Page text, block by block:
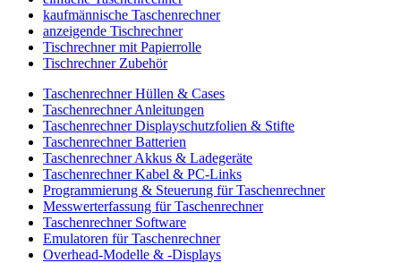
kaufmännische Taschenrechner
anzeigende Tischrechner
Tischrechner mit Papierrolle
Tischrechner Zubehör
Taschenrechner Hüllen & Cases
Taschenrechner Anleitungen
Taschenrechner Displayschutzfolien & Stifte
Taschenrechner Batterien
Taschenrechner Akkus & Ladegeräte
Taschenrechner Kabel & PC-Links
Programmierung & Steuerung für Taschenrechner
Messwerterfassung für Taschenrechner
Taschenrechner Software
Emulatoren für Taschenrechner
Overhead-Modelle & -Displays